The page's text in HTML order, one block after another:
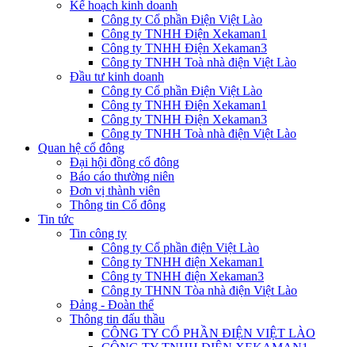
Kế hoạch kinh doanh
Công ty Cổ phần Điện Việt Lào
Công ty TNHH Điện Xekaman1
Công ty TNHH Điện Xekaman3
Công ty TNHH Toà nhà điện Việt Lào
Đầu tư kinh doanh
Công ty Cổ phần Điện Việt Lào
Công ty TNHH Điện Xekaman1
Công ty TNHH Điện Xekaman3
Công ty TNHH Toà nhà điện Việt Lào
Quan hệ cổ đông
Đại hội đồng cổ đông
Báo cáo thường niên
Đơn vị thành viên
Thông tin Cổ đông
Tin tức
Tin công ty
Công ty Cổ phần điện Việt Lào
Công ty TNHH điện Xekaman1
Công ty TNHH điện Xekaman3
Công ty THNN Tòa nhà điện Việt Lào
Đảng - Đoàn thể
Thông tin đấu thầu
CÔNG TY CỔ PHẦN ĐIỆN VIỆT LÀO